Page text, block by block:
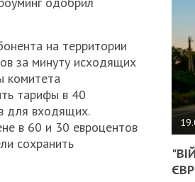
на территории
за минуту исходящих
комитета
тарифы в 40
для входящих.
в 60 и 30 евроцентов
сохранить
НА